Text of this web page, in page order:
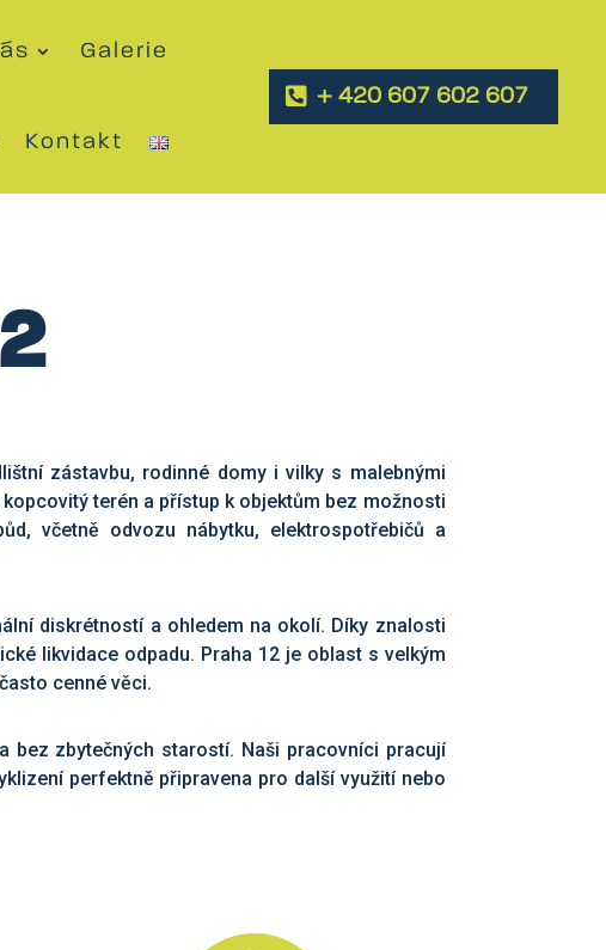
Galerie
Kontakt
+ 420 607 602 607
zástavbu, rodinné domy i vilky s malebnými
terén a přístup k objektům bez možnosti
včetně odvozu nábytku, elektrospotřebičů a
diskrétností a ohledem na okolí. Díky znalosti
likvidace odpadu. Praha 12 je oblast s velkým
cenné věci.
bez zbytečných starostí. Naši pracovníci pracují
perfektně připravena pro další využití nebo